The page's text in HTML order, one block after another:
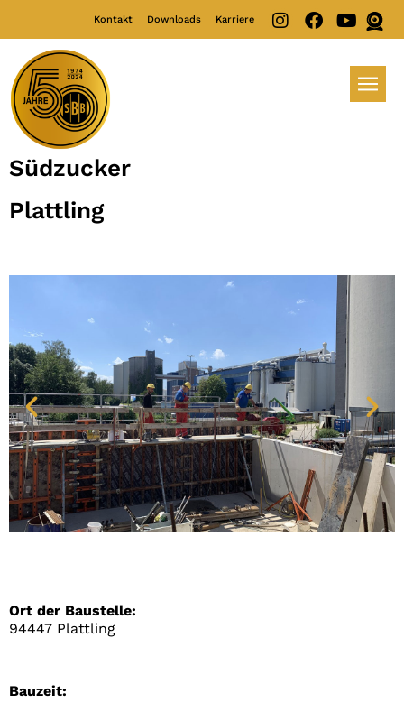
Kontakt Downloads Karriere
Südzucker
Plattling
Ort der Baustelle:
94447 Plattling
Bauzeit: